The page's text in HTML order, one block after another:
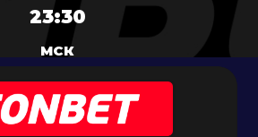
23:30
МСК